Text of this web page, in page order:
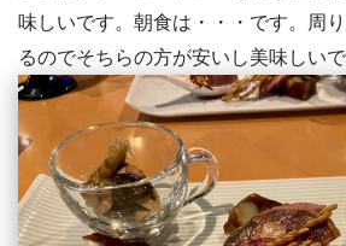
味しいです。朝食は・・・です。周
るのでそちらの方が安いし美味しい